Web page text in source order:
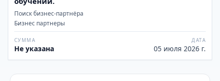
Поиск бизнес-партнёра
Бизнес партнеры
СУММА
Не указана
ДАТА
05 июля 2026 г.